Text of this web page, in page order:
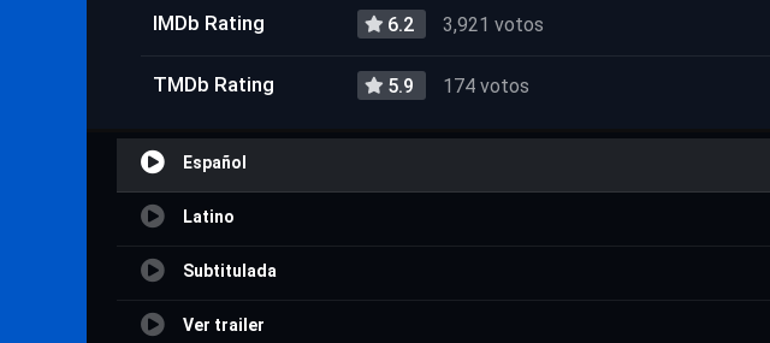
IMDb Rating 6.2 3,921 votos
TMDb Rating 5.9 174 votos
Español
Latino
Subtitulada
Ver trailer